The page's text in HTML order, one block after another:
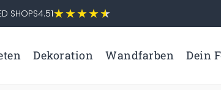
SHOPS4.51
Dekoration Wandfarben Dein